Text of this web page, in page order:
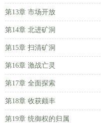
第13章 市场开放
第14章 北进矿洞
第15章 扫清矿洞
第16章 激战亡灵
第17章 全面探索
第18章 收获颇丰
第19章 统御权的归属